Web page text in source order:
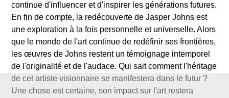
continue d'influencer et d'inspirer les générations futures.
En fin de compte, la redécouverte de Jasper Johns est
une exploration à la fois personnelle et universelle. Alors
que le monde de l'art continue de redéfinir ses frontières,
les œuvres de Johns restent un témoignage intemporel
de l'originalité et de l'audace. Qui sait comment l'héritage
de cet artiste visionnaire se manifestera dans le futur ?
Une chose est certaine, son impact sur l'art restera